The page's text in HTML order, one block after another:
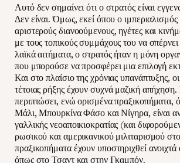
Αυτό δεν σημαίνει ότι ο στρατός είναι
Δεν είναι. Όμως, εκεί όπου ο
αριστερούς διανοούμενους, ηγέτες και
με τους τοπικούς συμμάχους του να
λαϊκά αιτήματα, ο στρατός ήταν η μόνη
που μπορούσε να προσφέρει μια επιλογή
Και στο πλαίσιο της χρόνιας υπανάπτυξης,
τέτοιας ρήξης έχουν συχνά μαζική
περιπτώσει, ενώ ορισμένα πραξικοπήματα,
Μάλι, Μπουρκίνα Φάσο και Νίγηρα, είναι
γαλλικής νεοαποικιοκρατίας (και
ρωσικού και αμερικανικού μιλιταρισμού
πραξικοπήματα έχουν υποστηριχθεί
όπως στο Τσαντ και στην Γκαμπόν.